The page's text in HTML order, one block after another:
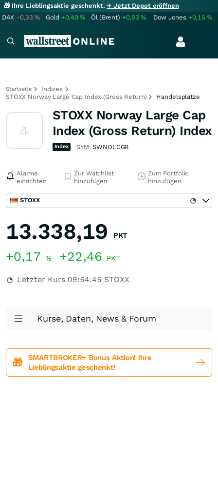
🎁 Ihre Lieblingsaktie geschenkt.→ Jetzt Depot eröffnen
DAX -0,33% Gold +0,40% Öl (Brent) +0,53% Dow Jones +0,15%
Startseite
Indizes
STOXX Norway Large Cap Index (Gross Return)
Handelsplätze
STOXX Norway Large Cap
Index (Gross Return) Index
Index SYM:SWNOLCGR
Alarme
einrichten
Zur Watchlist
hinzufügen
Zum Portfolio
hinzufügen
STOXX
13.338,19 PKT
+0,17 % +22,46 PKT
Letzter Kurs 09:54:45 STOXX
Kurse, Daten, News & Forum
🎁
SMARTBROKER+ Bonus Aktion! Ihre
Lieblingsaktie geschenkt!